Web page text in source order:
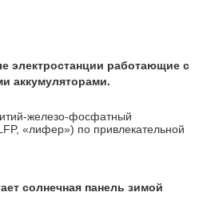
электростанции работающие с
аккумуляторами.
железо-фосфатный
«лифер») по привлекательной
солнечная панель зимой